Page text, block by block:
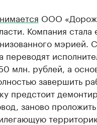
ООО
Компания стала
мэрией.
млн. рублей, а
завершить
предстоит
заново